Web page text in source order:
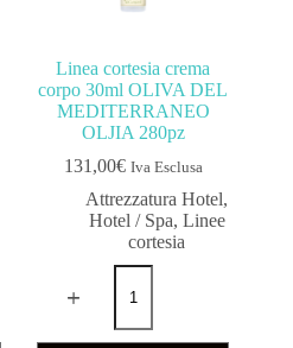
Linea cortesia crema
corpo 30ml OLIVA DEL
MEDITERRANEO
OLJIA 280pz
131,00€ Iva Esclusa
Attrezzatura Hotel,
Hotel / Spa, Linee
cortesia